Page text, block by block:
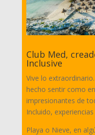
Club Med,
Inclusive
Vive lo
hecho sentir como
impresionantes de
Incluido, experiencias
Playa o Nieve, en